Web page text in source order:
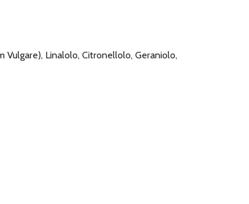
Vulgare), Linalolo, Citronellolo, Geraniolo,